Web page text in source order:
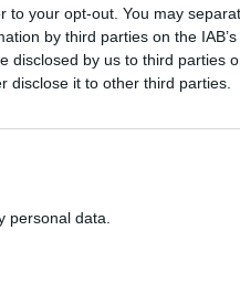
to your opt-out. You may
by third parties on the
disclosed by us to third parties
disclose it to other third parties.
personal data.
2016
2017